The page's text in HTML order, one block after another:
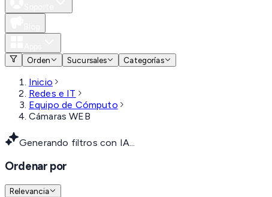
Orden
Sucursales Categorías
Inicio
Redes e IT
Equipo de Cómputo
Cámaras WEB
Generando filtros con IA...
Ordenar por
Relevancia